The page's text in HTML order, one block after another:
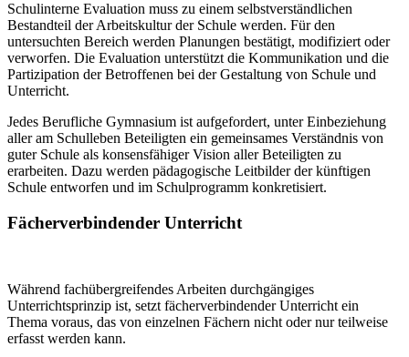
Schulinterne Evaluation muss zu einem selbstverständlichen
Bestandteil der Arbeitskultur der Schule werden. Für den
untersuchten Bereich werden Planungen bestätigt, modifiziert oder
verworfen. Die Evaluation unterstützt die Kommunikation und die
Partizipation der Betroffenen bei der Gestaltung von Schule und
Unterricht.
Jedes Berufliche Gymnasium ist aufgefordert, unter Einbeziehung
aller am Schulleben Beteiligten ein gemeinsames Verständnis von
guter Schule als konsensfähiger Vision aller Beteiligten zu
erarbeiten. Dazu werden pädagogische Leitbilder der künftigen
Schule entworfen und im Schulprogramm konkretisiert.
Fächerverbindender Unterricht
Während fachübergreifendes Arbeiten durchgängiges
Unterrichtsprinzip ist, setzt fächerverbindender Unterricht ein
Thema voraus, das von einzelnen Fächern nicht oder nur teilweise
erfasst werden kann.